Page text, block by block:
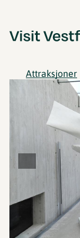
Attraksjoner